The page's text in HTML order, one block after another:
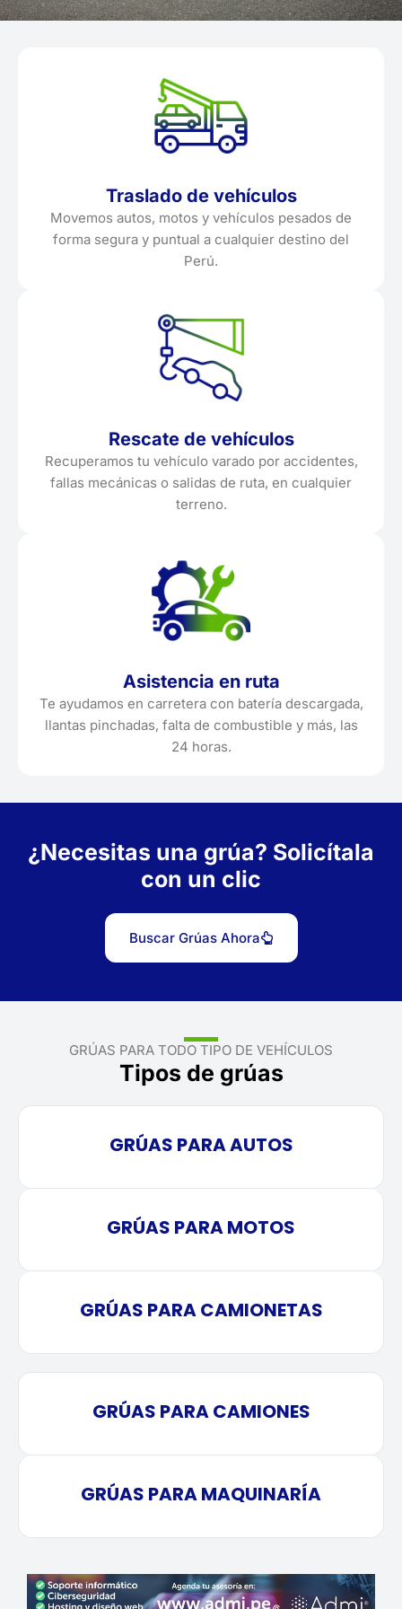
Traslado de vehículos
Movemos autos, motos y vehículos pesados de
forma segura y puntual a cualquier destino del
Perú.
Rescate de vehículos
Recuperamos tu vehículo varado por accidentes,
fallas mecánicas o salidas de ruta, en cualquier
terreno.
Asistencia en ruta
Te ayudamos en carretera con batería descargada,
llantas pinchadas, falta de combustible y más, las
24 horas.
¿Necesitas una grúa? Solicítala
con un clic
Buscar Grúas Ahora
GRÚAS PARA TODO TIPO DE VEHÍCULOS
Tipos de grúas
GRÚAS PARA AUTOS
GRÚAS PARA MOTOS
GRÚAS PARA CAMIONETAS
GRÚAS PARA CAMIONES
GRÚAS PARA MAQUINARÍA